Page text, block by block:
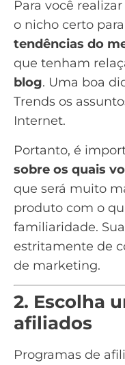
Para você
o nicho certo
tendências do
que tenham
blog. Uma boa
Trends os
Internet.
Portanto, é
sobre os quais
que será muito
produto com o
familiaridade.
estritamente de
de marketing.
2. Escolha
afiliados
Programas de